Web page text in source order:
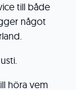
till både
något
höra vem